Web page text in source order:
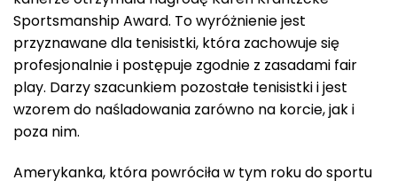
Sportsmanship Award. To wyróżnienie jest
przyznawane dla tenisistki, która zachowuje się
profesjonalnie i postępuje zgodnie z zasadami fair
play. Darzy szacunkiem pozostałe tenisistki i jest
wzorem do naśladowania zarówno na korcie, jak i
poza nim.
Amerykanka, która powróciła w tym roku do sportu